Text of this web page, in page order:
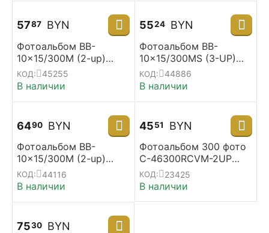
5787 BYN
Фотоальбом BB-
10x15/300M (2-up)
ASSORT-OPLON
КОД: 45255
В наличии
5524 BYN
Фотоальбом BB-
10x15/300MS (3-UP)
GR-PLAIN
КОД: 44886
В наличии
6490 BYN
Фотоальбом BB-
10x15/300M (2-up)
BRANDY-L
КОД: 44116
В наличии
4551 BYN
Фотоальбом 300 фото
С-46300RCVM-2UP
Однотонные (31417-
2UP) коричневый
КОД: 23425
В наличии
7530 BYN